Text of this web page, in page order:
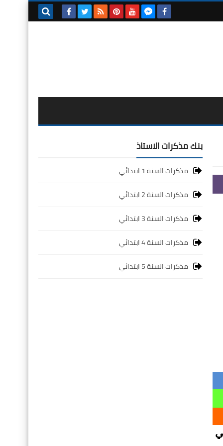
بنك مذكرات الاستاذ
مذكرات السنة 1 ابتدائي
مذكرات السنة 2 ابتدائي
مذكرات السنة 3 ابتدائي
مذكرات السنة 4 ابتدائي
مذكرات السنة 5 ابتدائي